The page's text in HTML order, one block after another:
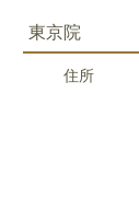
東京院
住所